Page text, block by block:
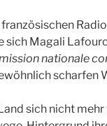
sich Magali
nationale
scharfen
sich nicht